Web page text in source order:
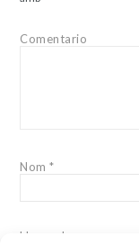
Comentario
Nom*
Lloc web